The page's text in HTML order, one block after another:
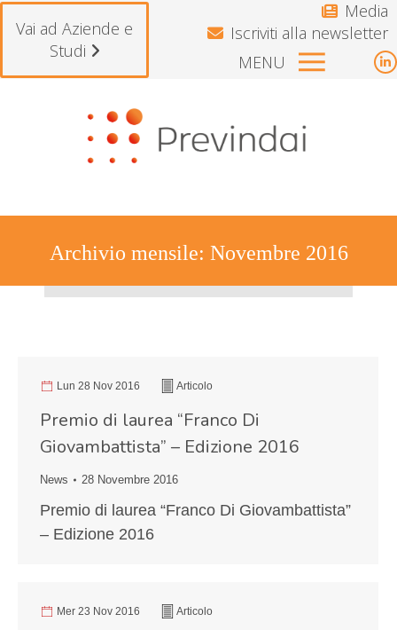
Vai ad Aziende e
Studi
Media
Iscriviti alla newsletter
MENU
Archivio mensile: Novembre 2016
Lun 28 Nov 2016 Articolo
Premio di laurea “Franco Di
Giovambattista” – Edizione 2016
News 28 Novembre 2016
Premio di laurea “Franco Di Giovambattista”
– Edizione 2016
Mer 23 Nov 2016 Articolo
Si avvisano gli iscritti che il Fondo